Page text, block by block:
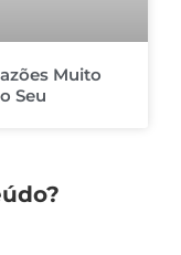
Muito
Seu